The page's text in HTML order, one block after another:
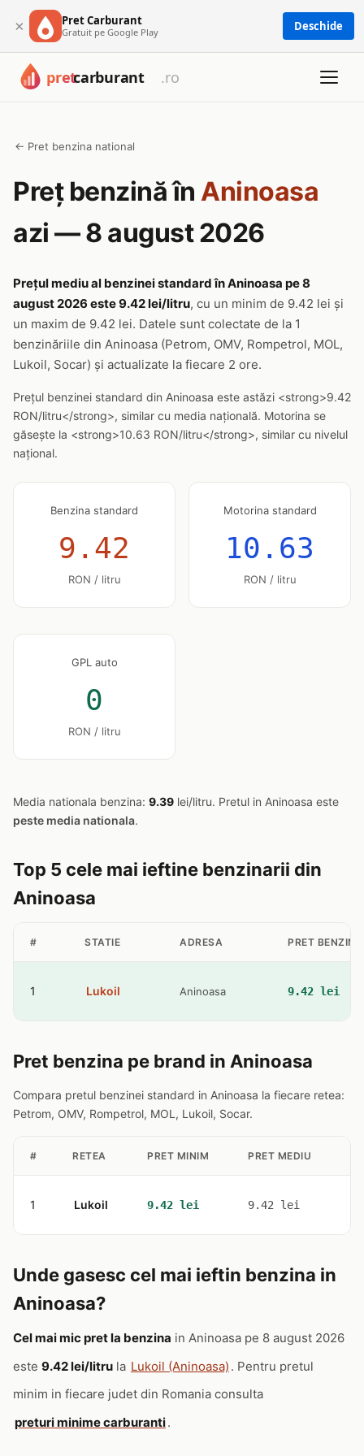
× Pret Carburant
Gratuit pe Google Play Deschide
← Pret benzina national
Preț benzină în Aninoasa
azi — 8 august 2026
Prețul mediu al benzinei standard în Aninoasa pe 8
august 2026 este 9.42 lei/litru, cu un minim de 9.42 lei și
un maxim de 9.42 lei. Datele sunt colectate de la 1
benzinăriile din Aninoasa (Petrom, OMV, Rompetrol, MOL,
Lukoil, Socar) și actualizate la fiecare 2 ore.
Prețul benzinei standard din Aninoasa este astăzi <strong>9.42
RON/litru</strong>, similar cu media națională. Motorina se
găsește la <strong>10.63 RON/litru</strong>, similar cu nivelul
național.
Benzina standard
9.42
RON / litru
Motorina standard
10.63
RON / litru
GPL auto
0
RON / litru
Media nationala benzina: 9.39 lei/litru. Pretul in Aninoasa este
peste media nationala.
Top 5 cele mai ieftine benzinarii din
Aninoasa
# STATIE ADRESA PRET BENZINA
1 Lukoil Aninoasa 9.42 lei
Pret benzina pe brand in Aninoasa
Compara pretul benzinei standard in Aninoasa la fiecare retea:
Petrom, OMV, Rompetrol, MOL, Lukoil, Socar.
# RETEA PRET MINIM PRET MEDIU
1 Lukoil 9.42 lei 9.42 lei
Unde gasesc cel mai ieftin benzina in
Aninoasa?
Cel mai mic pret la benzina in Aninoasa pe 8 august 2026
este 9.42 lei/litru la Lukoil (Aninoasa) . Pentru pretul
minim in fiecare judet din Romania consulta
preturi minime carburanti.